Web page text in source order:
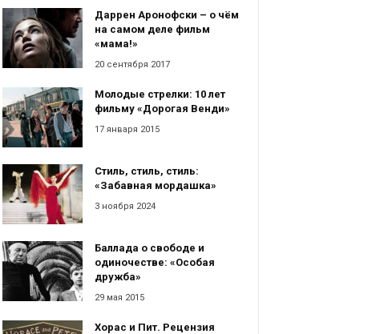
Даррен Аронофски – о чём
на самом деле фильм
«мама!»
20 сентября 2017
Молодые стрелки: 10 лет
фильму «Дорогая Венди»
17 января 2015
Стиль, стиль, стиль:
«Забавная мордашка»
3 ноября 2024
Баллада о свободе и
одиночестве: «Особая
дружба»
29 мая 2015
Хорас и Пит. Рецензия